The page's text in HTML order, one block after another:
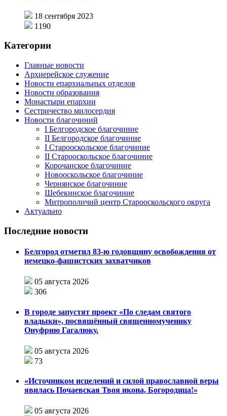
18 сентября 2023
1190
Категории
Главные новости
Архиерейское служение
Новости епархиальных отделов
Новости образования
Монастыри епархии
Сестричество милосердия
Новости благочиний
I Белгородское благочиние
II Белгородское благочиние
I Старооскольское благочиние
II Старооскольское благочиние
Корочанское благочиние
Новооскольское благочиние
Чернянское благочиние
Шебекинское благочиние
Митрополичий центр Старооскольского округа
Актуально
Последние новости
Белгород отметил 83-ю годовщину освобождения от
немецко-фашистских захватчиков
05 августа 2026
306
В городе запустят проект «По следам святого
владыки», посвящённый священномученику
Онуфрию Гагалюку.
05 августа 2026
73
«Источником исцелений и силой православной веры
явилась Почаевская Твоя икона, Богородица!»
05 августа 2026